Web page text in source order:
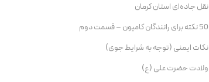
نقل جاده‌ای استان کرمان
50 نکته برای رانندگان کامیون – قسمت دوم
نکات ایمنی (توجه به شرایط جوی)
ولادت حضرت علی (ع)